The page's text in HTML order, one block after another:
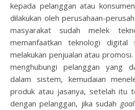
kepada pelanggan atau
dilakukan oleh perusahaan-
masyarakat sudah melek
memanfaatkan teknologi digital
melakukan penjualan atau
menghubungi pelanggan yang
dalam sistem, kemudaian
produk atau jasanya, setelah itu
dengan pelanggan, jika sudah